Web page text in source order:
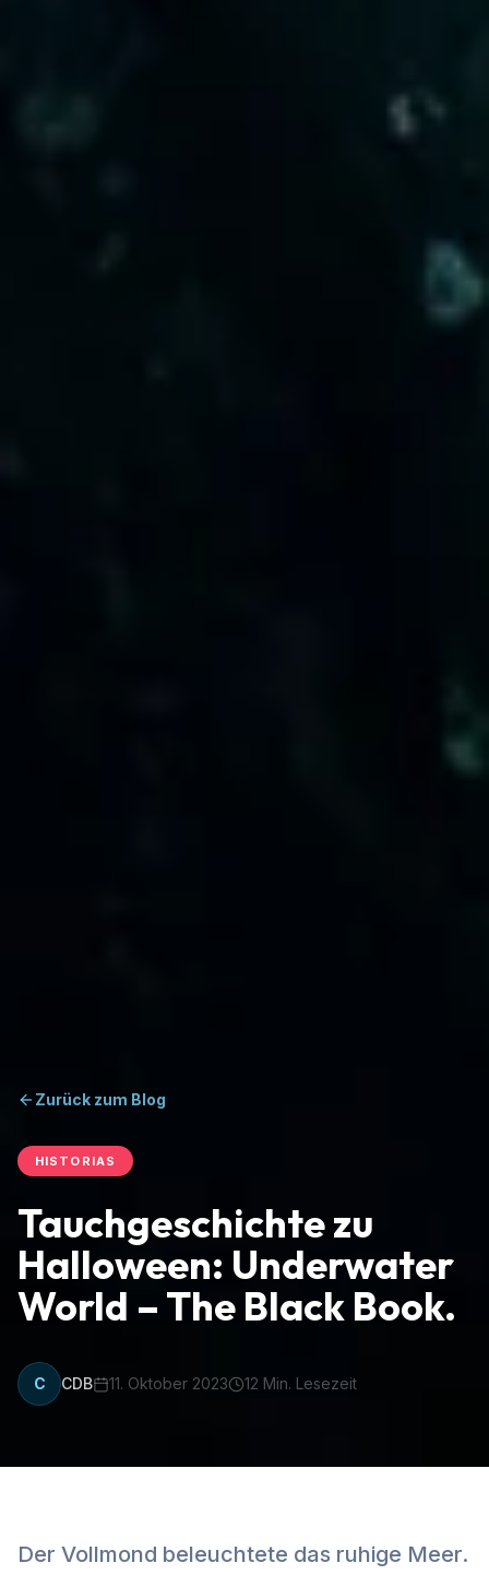
Zurück zum Blog
HISTORIAS
Tauchgeschichte zu
Halloween: Underwater
World – The Black Book.
C CDB 11. Oktober 2023 12 Min. Lesezeit
Der Vollmond beleuchtete das ruhige Meer.